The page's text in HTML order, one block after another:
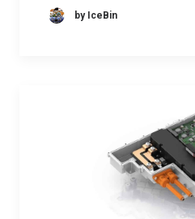
by IceBin